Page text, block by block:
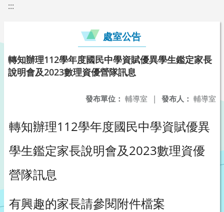
:::
處室公告
轉知辦理112學年度國民中學資賦優異學生鑑定家長
說明會及2023數理資優營隊訊息
發布人： 輔導室
發布單位： 輔導室 |
轉知辦理112學年度國民中學資賦優異
學生鑑定家長說明會及2023數理資優
營隊訊息
有興趣的家長請參閱附件檔案